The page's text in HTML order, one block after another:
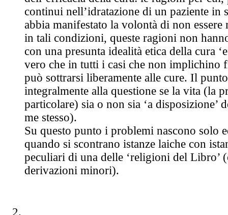
continui nell’idratazione di un paziente in
abbia manifestato la volontà di non
in tali condizioni, queste ragioni non
con una presunta idealità etica della cura
vero che in tutti i casi che non implichino
può sottrarsi liberamente alle cure. Il
integralmente alla questione se la vita (la
particolare) sia o non sia ‘a disposizione’
me stesso).
Su questo punto i problemi nascono solo
quando si scontrano istanze laiche con
peculiari di una delle ‘religioni del Libro’
derivazioni minori).